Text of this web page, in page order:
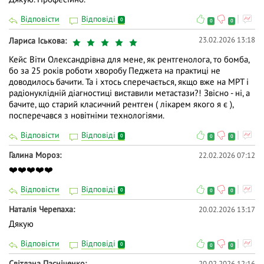
даними обстежень вказала на системний процес,
що виходив за межі однієї спеціальності.
Міждисциплінарний діагностичний пошук привів
до встановлення діагнозу акромегалії на тлі
аденоми гіпофіза — ендокринної патології, яка
часто маскується під ревматологічні та
неврологічні скарги.
👍 Цей випадок підкреслює: своєчасний діагноз
народжується на стику спеціальностей, там, де лікар
бачить більше, ніж рамки власної галузі.
💚 Захід буде особливо корисним для лікарів
пульмонологія
ревматологія
внутрішні хвороби
Відповісти Відповіді 0 0 0
Лариса Іськова 23.02.2026 13:18
Кейс Віти Олександрівна для мене, як рентгенолога, то бомба,
бо за 25 років роботи хворобу Педжета на практиці не
доводилось бачити. Та і хтось сперечається, якщо вже на МРТ і
радіонуклідній діагностиці виставили метастази?! Звісно - ні, а
бачите, що старий класичний рентген ( лікарем якого я є ),
посперечався з новітніми технологіями.
Відповісти Відповіді 0 0 0
Галина Мороз 22.02.2026 07:12
❤️❤️❤️❤️❤️
Відповісти Відповіді 0 0 0
Наталія Черепаха 20.02.2026 13:17
Дякую
Відповісти Відповіді 0 0 0